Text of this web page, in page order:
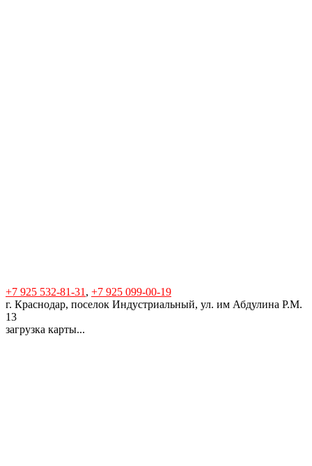
+7 925 532-81-31 , +7 925 099-00-19
г. Краснодар, поселок Индустриальный, ул. им Абдулина Р.М.
13
загрузка карты...